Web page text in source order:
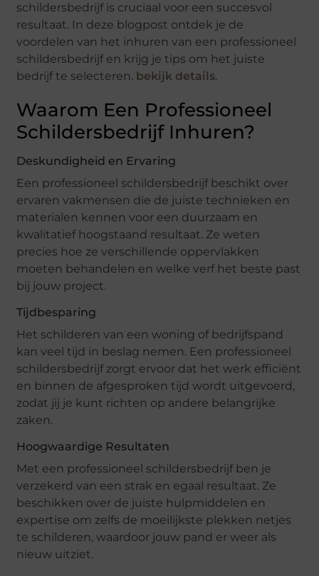
schildersbedrijf is cruciaal voor een succesvol
resultaat. In deze blogpost ontdek je de
voordelen van het inhuren van een professioneel
schildersbedrijf en krijg je tips om het juiste
bedrijf te selecteren. bekijk details.
Waarom Een Professioneel
Schildersbedrijf Inhuren?
Deskundigheid en Ervaring
Een professioneel schildersbedrijf beschikt over
ervaren vakmensen die de juiste technieken en
materialen kennen voor een duurzaam en
kwalitatief hoogstaand resultaat. Ze weten
precies hoe ze verschillende oppervlakken
moeten behandelen en welke verf het beste past
bij jouw project.
Tijdbesparing
Het schilderen van een woning of bedrijfspand
kan veel tijd in beslag nemen. Een professioneel
schildersbedrijf zorgt ervoor dat het werk efficiënt
en binnen de afgesproken tijd wordt uitgevoerd,
zodat jij je kunt richten op andere belangrijke
zaken.
Hoogwaardige Resultaten
Met een professioneel schildersbedrijf ben je
verzekerd van een strak en egaal resultaat. Ze
beschikken over de juiste hulpmiddelen en
expertise om zelfs de moeilijkste plekken netjes
te schilderen, waardoor jouw pand er weer als
nieuw uitziet.